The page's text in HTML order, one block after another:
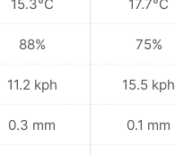
15.3°C
88%
11.2 kph
0.3 mm
17.7°C
75%
15.5 kph
0.1 mm